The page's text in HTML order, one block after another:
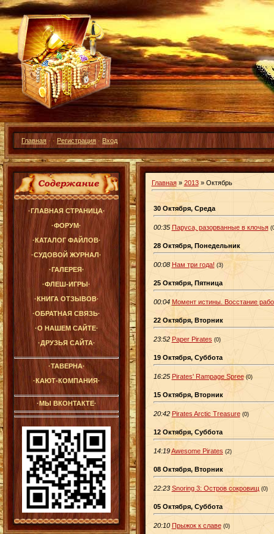
Главная · · Регистрация· Вход
·ГЛАВНАЯ СТРАНИЦА·
·ФОРУМ·
·КАТАЛОГ ФАЙЛОВ·
·СУДОВОЙ ЖУРНАЛ·
·ГАЛЕРЕЯ·
·ФЛЕШ-ИГРЫ·
·КНИГА ОТЗЫВОВ·
·ОБРАТНАЯ СВЯЗЬ·
·О НАШЕМ САЙТЕ·
·ДРУЗЬЯ САЙТА·
·ТАВЕРНА·
·КАЮТ-КОМПАНИЯ·
·МЫ ВКОНТАКТЕ·
Главная» 2013 » Октябрь
30 Октября, Среда
00:35 Паруса, разорванные в клочья
28 Октября, Понедельник
00:08 Нам три года! (3)
25 Октября, Пятница
00:04 Момент истины. Восстание
22 Октября, Вторник
23:52 Paper Pirates (0)
19 Октября, Суббота
16:25 Pirates' Rampage Spree (0)
15 Октября, Вторник
20:42 Pirates Arctic Treasure (0)
12 Октября, Суббота
14:19 Awesome Pirates (2)
08 Октября, Вторник
22:23 Snoring 3: Остров сокровищ (0)
05 Октября, Суббота
20:10 Прыжок к славе (0)